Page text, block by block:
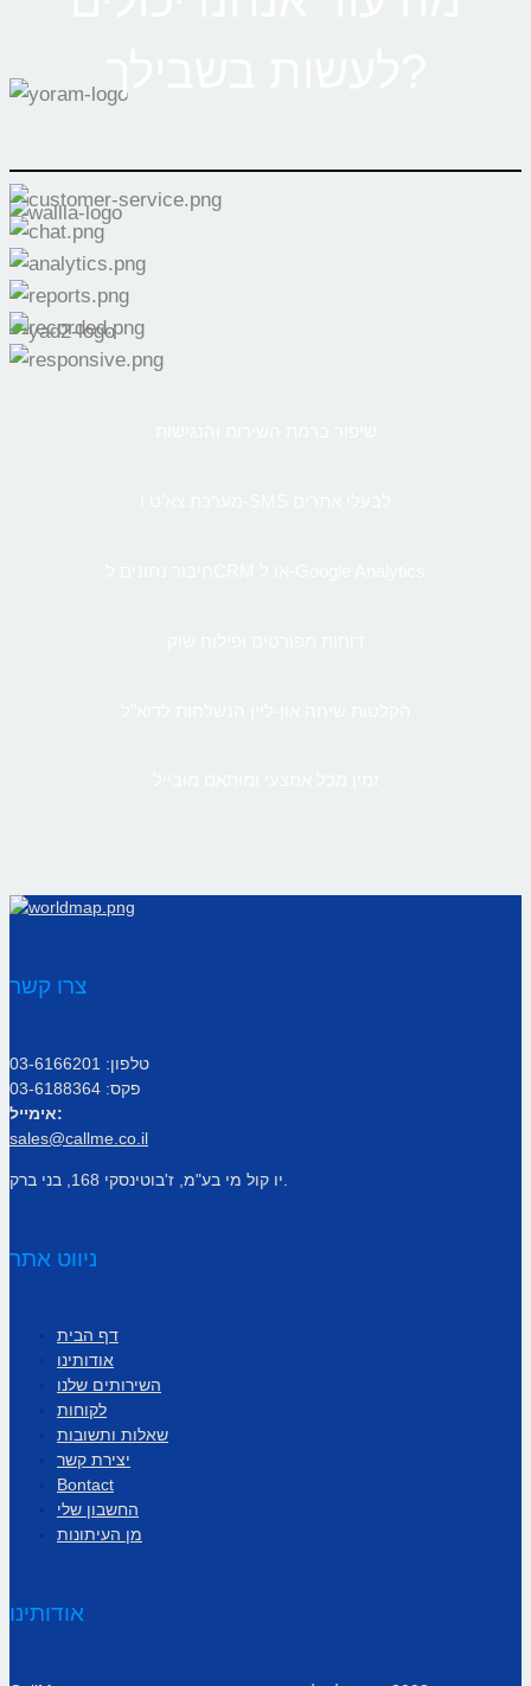
צרו קשר
טלפון: 03-6166201
פקס: 03-6188364
אימייל:
sales@callme.co.il
ניווט אתר
דף הבית
אודותינו
השירותים שלנו
לקוחות
שאלות ותשובות
יצירת קשר
Bontact
החשבון שלי
מן העיתונות
אודותינו